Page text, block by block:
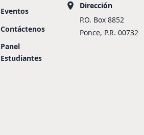
Eventos
Contáctenos
Panel
Estudiantes
Dirección
P.O. Box 8852
Ponce, P.R. 00732